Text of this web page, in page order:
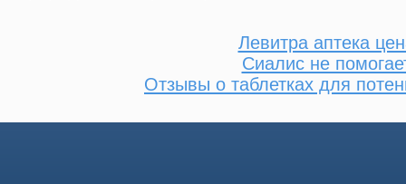
Левитра аптека
Сиалис не
Отзывы о таблетках для